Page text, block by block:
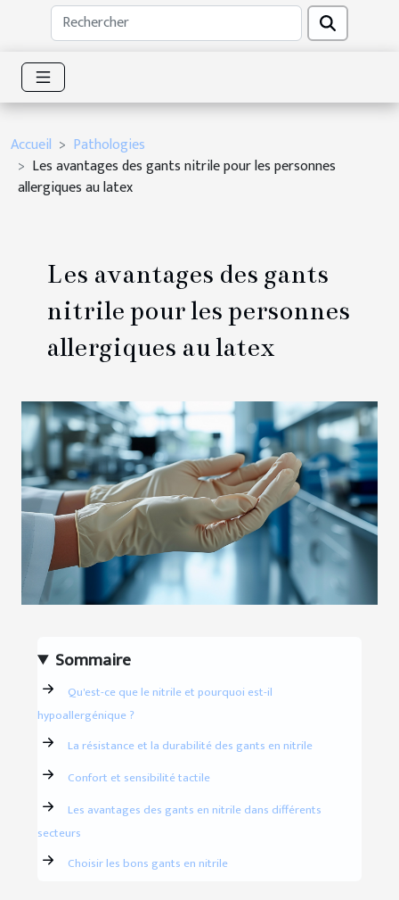
Accueil
Pathologies
Les avantages des gants nitrile pour les personnes
allergiques au latex
Les avantages des gants
nitrile pour les personnes
allergiques au latex
Sommaire
Qu'est-ce que le nitrile et pourquoi est-il
hypoallergénique ?
La résistance et la durabilité des gants en nitrile
Confort et sensibilité tactile
Les avantages des gants en nitrile dans différents
secteurs
Choisir les bons gants en nitrile